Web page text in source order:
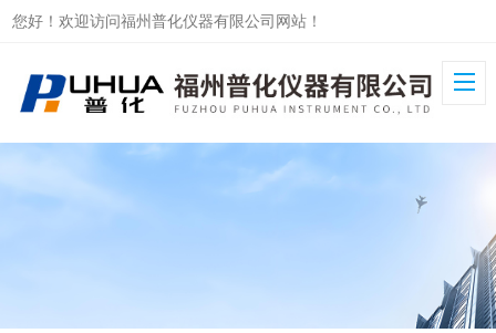
您好！欢迎访问福州普化仪器有限公司网站！